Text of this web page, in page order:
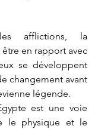
afflictions, la
en rapport avec
se développent
changement avant
légende.
est une voie
le physique et le